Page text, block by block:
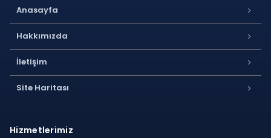
Anasayfa
Hakkımızda
İletişim
Site Haritası
Hizmetlerimiz